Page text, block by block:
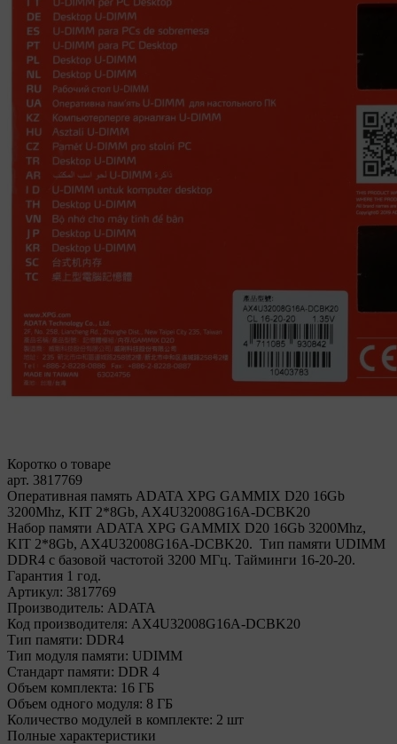
Коротко о товаре
арт. 3817769
Оперативная память ADATA XPG GAMMIX D20 16Gb
3200Mhz, KIT 2*8Gb, AX4U32008G16A-DCBK20
Набор памяти ADATA XPG GAMMIX D20 16Gb 3200Mhz,
KIT 2*8Gb, AX4U32008G16A-DCBK20. Тип памяти UDIMM
DDR4 с базовой частотой 3200 МГц. Тайминги 16-20-20.
Гарантия 1 год.
Артикул: 3817769
Производитель: ADATA
Код производителя: AX4U32008G16A-DCBK20
Тип памяти: DDR4
Тип модуля памяти: UDIMM
Стандарт памяти: DDR 4
Объем комплекта: 16 ГБ
Объем одного модуля: 8 ГБ
Количество модулей в комплекте: 2 шт
Полные характеристики